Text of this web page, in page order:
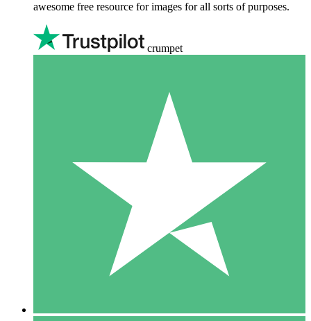
awesome free resource for images for all sorts of purposes.
crumpet